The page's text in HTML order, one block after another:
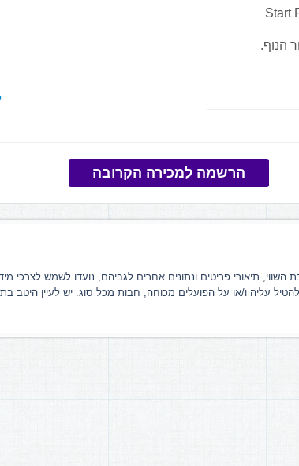
Start
הנוף.
הרשמה למכירה הקרובה
תיאורי פריטים ונתונים אחרים לגביהם, נועדו לשמש לצרכי
עליה ו/או על הפועלים מכוחה, חבות מכל סוג. יש לעיין היטב